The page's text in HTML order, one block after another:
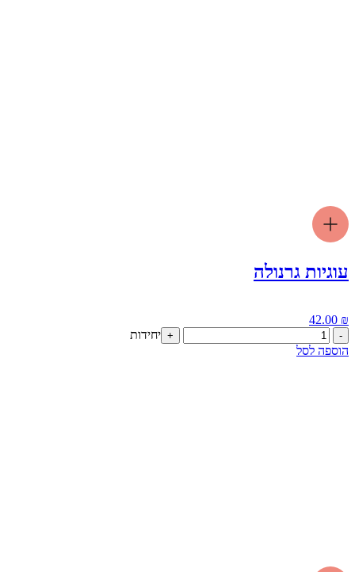
עוגיות גרנולה
42.00 ₪
-
כמות
של
+ יחידות
הוספה לסל